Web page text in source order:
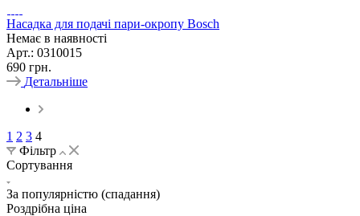
Насадка для подачі пари-окропу Bosch
Немає в наявності
Арт.: 0310015
690 грн.
Детальніше
1 2 3 4
Фільтр
Сортування
За популярністю (спадання)
Роздрібна ціна